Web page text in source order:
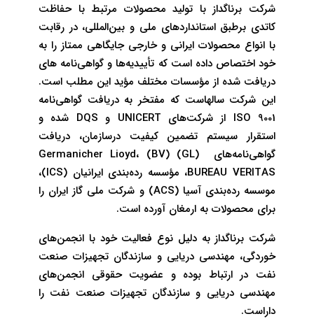
شرکت برناگداز با تولید محصولات مرتبط با حفاظت
کاتدی برطبق استانداردهای ملی و بین‌المللی، در رقابت
با انواع محصولات ایرانی و خارجی جایگاهی ممتاز را به
خود اختصاص داده است که تأییدیه‌ها و گواهی‌نامه های
دریافت شده از مؤسسات مختلف مؤید این مطلب است.
این شرکت سالهاست که مفتخر به دریافت گواهی‌نامه
ISO 9001 از شرکت‌های UNICERT و DQS شده و
استقرار سیستم تضمین کیفیت درسازمان، دریافت
گواهی‌نامه‌های (GL) Germanicher Lioyd، (BV)
BUREAU VERITAS، مؤسسه رده‌بندي ايرانيان (ICS)،
موسسه رده‌بندي آسيا (ACS) و شرکت ملی گاز ایران را
برای محصولات به ارمغان آورده است.
شركت برناگداز به دليل نوع فعاليت خود با انجمن‌هاي
خوردگي، مهندسي دريايي و سازندگان تجهيزات صنعت
نفت در ارتباط بوده و عضويت حقوقي انجمن‌هاي
مهندسي دريايي و سازندگان تجهيزات صنعت نفت را
داراست.